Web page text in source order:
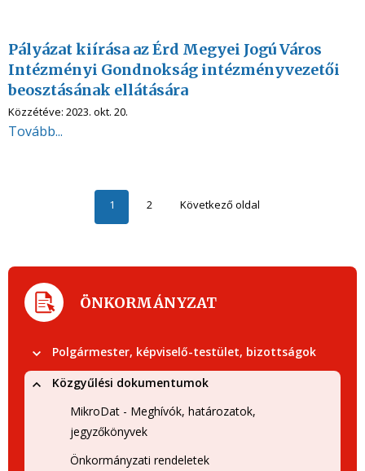
Pályázat kiírása az Érd Megyei Jogú Város
Intézményi Gondnokság intézményvezetői
beosztásának ellátására
Közzétéve: 2023. okt. 20.
Tovább...
1 2 Következő oldal
ÖNKORMÁNYZAT
Polgármester, képviselő-testület, bizottságok
Közgyűlési dokumentumok
MikroDat - Meghívók, határozatok,
jegyzőkönyvek
Önkormányzati rendeletek